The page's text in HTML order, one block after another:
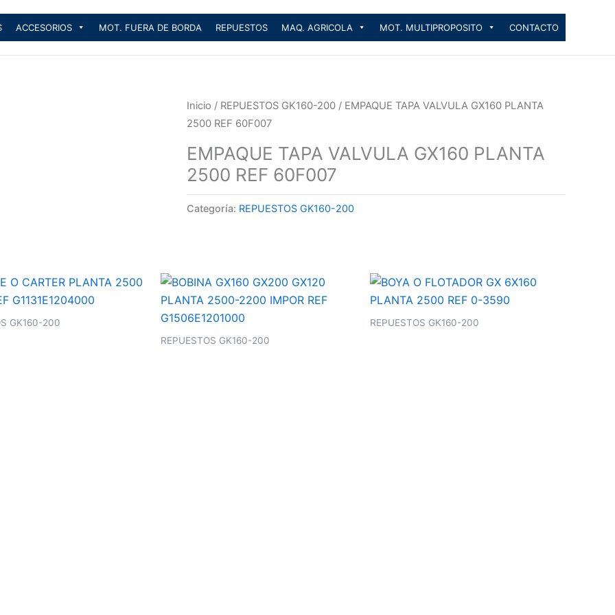
ACCESORIOS MOT. FUERA DE BORDA REPUESTOS MAQ. AGRICOLA MOT. MULTIPROPOSITO CONTACTO
Inicio / REPUESTOS GK160-200 / EMPAQUE TAPA VALVULA GX160 PLANTA
2500 REF 60F007
EMPAQUE TAPA VALVULA GX160 PLANTA
2500 REF 60F007
Categoría: REPUESTOS GK160-200
GK160-200
REPUESTOS GK160-200
REPUESTOS GK160-200